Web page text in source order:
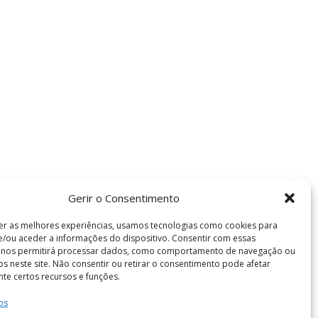
Gerir o Consentimento
as melhores experiências, usamos tecnologias como cookies para
ou aceder a informações do dispositivo. Consentir com essas
permitirá processar dados, como comportamento de navegação ou
neste site. Não consentir ou retirar o consentimento pode afetar
certos recursos e funções.